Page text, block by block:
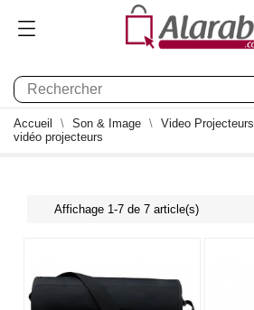
Accueil Son & Image Video Projecteurs
vidéo projecteurs
Affichage 1-7 de 7 article(s)